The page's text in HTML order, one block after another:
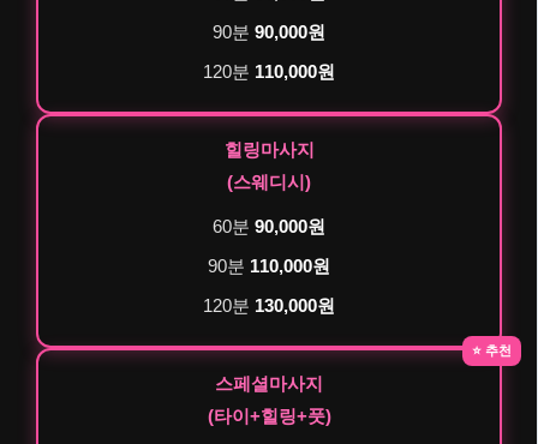
90분 90,000원
120분 110,000원
힐링마사지
(스웨디시)
60분 90,000원
90분 110,000원
120분 130,000원
⭐ 추천
스페셜마사지
(타이+힐링+풋)